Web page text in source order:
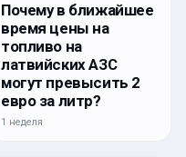
Почему в ближайшее
время цены на
топливо на
латвийских АЗС
могут превысить 2
евро за литр?
1 неделя